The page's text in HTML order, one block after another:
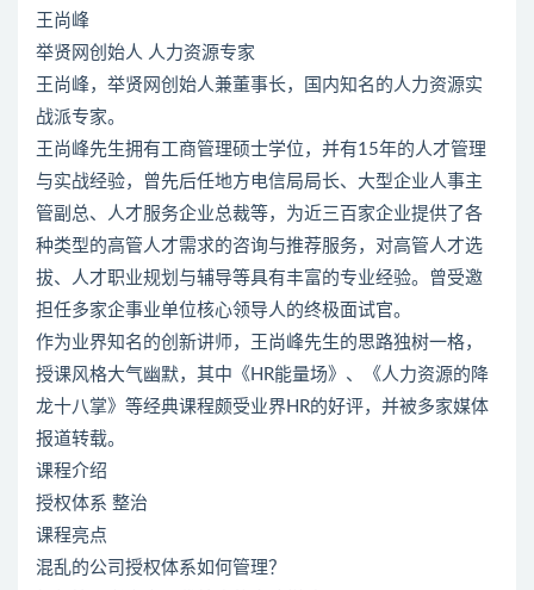
王尚峰
举贤网创始人 人力资源专家
王尚峰，举贤网创始人兼董事长，国内知名的人力资源实
战派专家。
王尚峰先生拥有工商管理硕士学位，并有15年的人才管理
与实战经验，曾先后任地方电信局局长、大型企业人事主
管副总、人才服务企业总裁等，为近三百家企业提供了各
种类型的高管人才需求的咨询与推荐服务，对高管人才选
拔、人才职业规划与辅导等具有丰富的专业经验。曾受邀
担任多家企事业单位核心领导人的终极面试官。
作为业界知名的创新讲师，王尚峰先生的思路独树一格，
授课风格大气幽默，其中《HR能量场》、《人力资源的降
龙十八掌》等经典课程颇受业界HR的好评，并被多家媒体
报道转载。
课程介绍
授权体系 整治
课程亮点
混乱的公司授权体系如何管理？